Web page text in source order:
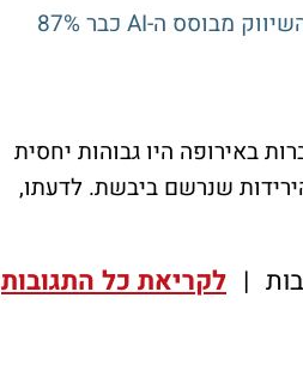
פובליסיס מאיצה את הצמיחה ל-4.8% ומעלה את התחזית השנתית - השיווק מבוסס ה-AI כבר 87%
באירופה היו גבוהות יחסית
שנרשם ביבשת. לדעתו,
| לקריאת כל התגובות